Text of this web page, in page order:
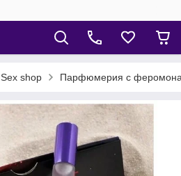
Sex shop Парфюмерия с